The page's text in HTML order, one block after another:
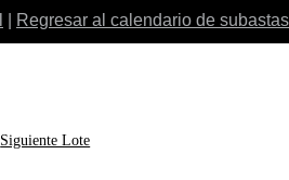
Regresar al calendario de subastas
Siguiente Lote